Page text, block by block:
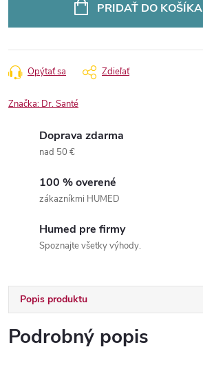
PRIDAŤ DO KOŠÍKA
Opýtať sa Zdieľať
Značka: Dr. Santé
Doprava zdarma
nad 50 €
100 % overené
zákazníkmi HUMED
Humed pre firmy
Spoznajte všetky výhody.
Popis produktu
Podrobný popis